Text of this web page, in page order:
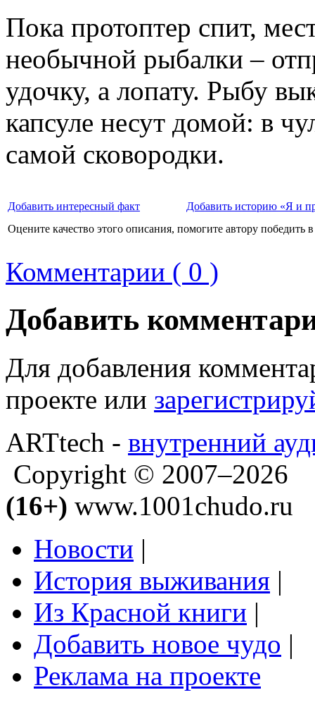
Пока протоптер спит,
необычной рыбалки –
удочку, а лопату. Рыбу
капсуле несут домой: в
самой сковородки.
Добавить интересный факт
Добавить историю «Я и
Оцените качество этого описания, помогите автору победить
Комментарии ( 0 )
Добавить
Для добавления
проекте или
ARTtech - внутренний
Copyright © 2007–2026
(16+) www.1001chudo.ru
Новости |
История выживания |
Из Красной книги |
Добавить новое чудо |
Реклама на проекте